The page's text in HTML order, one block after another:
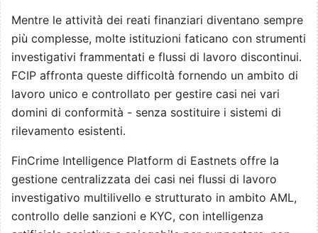
Mentre le attività dei reati finanziari diventano sempre
più complesse, molte istituzioni faticano con strumenti
investigativi frammentati e flussi di lavoro discontinui.
FCIP affronta queste difficoltà fornendo un ambito di
lavoro unico e controllato per gestire casi nei vari
domini di conformità - senza sostituire i sistemi di
rilevamento esistenti.
FinCrime Intelligence Platform di Eastnets offre la
gestione centralizzata dei casi nei flussi di lavoro
investigativo multilivello e strutturato in ambito AML,
controllo delle sanzioni e KYC, con intelligenza